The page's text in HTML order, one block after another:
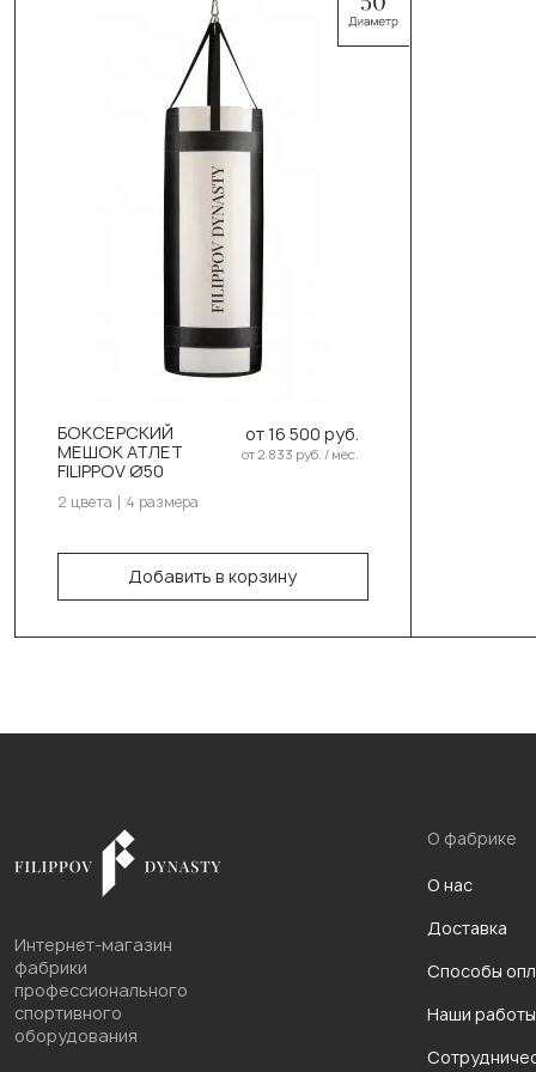
БОКСЕРСКИЙ
МЕШОК АТЛЕТ
FILIPPOV Ø50
от 16 500 руб.
от 2 833 руб. / мес.
2 цвета 4 размера
Добавить в корзину
Выберите цвет:
Белый
Выберите размер:
130см/50см/55-58кг
150см/50см/60-63кг
В корзину
Интернет-магазин
фабрики
профессионального
спортивного
оборудования
О фабрике
О нас
Доставка
Способы
Наши работы